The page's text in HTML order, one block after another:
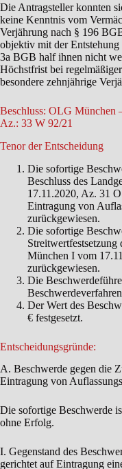
Die Antragsteller konnten
keine Kenntnis vom
Verjährung nach § 196
objektiv mit der
3a BGB half ihnen nicht
Höchstfrist bei
besondere zehnjährige
Beschluss: OLG München
Az.: 33 W 92/21
Tenor der Entscheidung
Die sofortige
Beschluss des
17.11.2020, Az. 31
Eintragung von
zurückgewiesen.
Die sofortige
Streitwertfestsetzung
München I vom
zurückgewiesen.
Die
Der Wert des
€ festgesetzt.
Entscheidungsgründe:
A. Beschwerde gegen die
Eintragung von
Die sofortige Beschwerde
ohne Erfolg.
I. Gegenstand des
gerichtet auf Eintragung